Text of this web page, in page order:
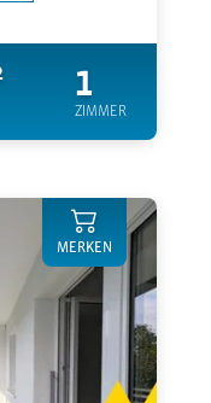
1
ZIMMER
MERKEN